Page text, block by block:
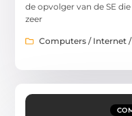
de opvolger van de SE
zeer
Computers / Internet